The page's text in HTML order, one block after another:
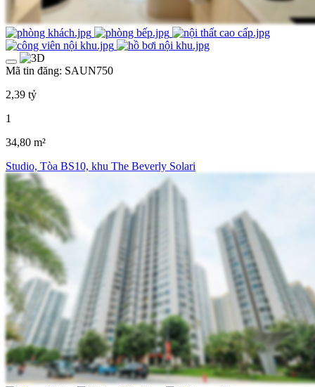
Mã tin đăng: SAUN750
2,39 tỷ
1
34,80 m²
Studio, Tòa BS10, khu The Beverly Solari